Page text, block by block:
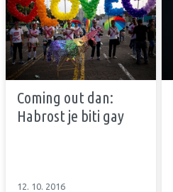
Coming out dan:
Habrost je biti gay
12. 10. 2016